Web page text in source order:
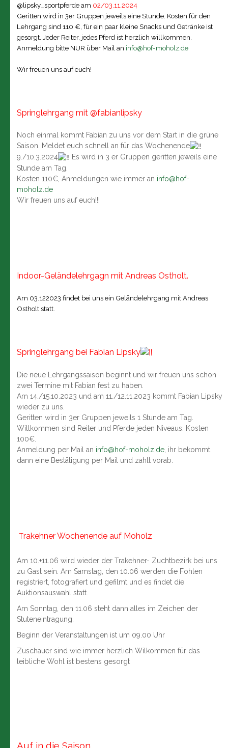
@lipsky_sportpferde am 02/03.11.2024
Geritten wird in 3er Gruppen jeweils eine Stunde. Kosten für den
Lehrgang sind 110 €, für ein paar kleine Snacks und Getränke ist
gesorgt. Jeder Reiter, jedes Pferd ist herzlich willkommen.
Anmeldung bitte NUR über Mail an info@hof-moholz.de
Wir freuen uns auf euch!
Springlehrgang mit@fabianlipsky
Noch einmal kommt Fabian zu uns vor dem Start in die grüne
Saison. Meldet euch schnell an für das Wochenende
9./10.3.2024
Es wird in 3 er Gruppen geritten jeweils eine
Stunde am Tag.
Kosten 110€, Anmeldungen wie immer an info@hof-
moholz.de
Wir freuen uns auf euch!!!
Indoor-Geländelehrgagn mit Andreas Ostholt.
Am 03.122023 findet bei uns ein Geländelehrgang mit Andreas
Ostholt statt.
Springlehrgang bei Fabian Lipsky
Die neue Lehrgangssaison beginnt und wir freuen uns schon
zwei Termine mit Fabian fest zu haben.
Am 14./15.10.2023 und am 11./12.11.2023 kommt Fabian Lipsky
wieder zu uns.
Geritten wird in 3er Gruppen jeweils 1 Stunde am Tag.
Willkommen sind Reiter und Pferde jeden Niveaus. Kosten
100€.
Anmeldung per Mail an info@hof-moholz.de , ihr bekommt
dann eine Bestätigung per Mail und zahlt vorab.
Trakehner Wochenende auf Moholz
Am 10.+11.06 wird wieder der Trakehner- Zuchtbezirk bei uns
zu Gast sein. Am Samstag, den 10.06 werden die Fohlen
registriert, fotografiert und gefilmt und es findet die
Auktionsauswahl statt.
Am Sonntag, den 11.06 steht dann alles im Zeichen der
Stuteneintragung.
Beginn der Veranstaltungen ist um 09.00 Uhr
Zuschauer sind wie immer herzlich Wilkommen für das
leibliche Wohl ist bestens gesorgt
Auf in die Saison